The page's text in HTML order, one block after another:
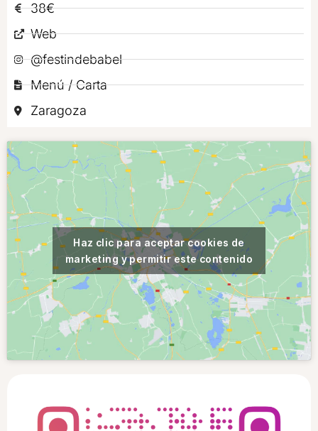
38€
Web
@festindebabel
Menú / Carta
Zaragoza
Haz clic para aceptar cookies de
marketing y permitir este contenido